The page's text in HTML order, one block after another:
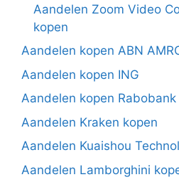
Aandelen Zoom Video
kopen
Aandelen kopen ABN
Aandelen kopen ING
Aandelen kopen Rabobank
Aandelen Kraken kopen
Aandelen Kuaishou
Aandelen Lamborghini